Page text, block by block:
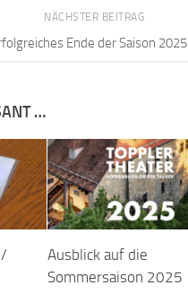
NÄCHSTER BEITRAG
Ende der Saison 2025
…
Ausblick auf die
Sommersaison 2025